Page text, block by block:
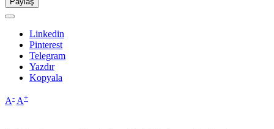
Linkedin
Pinterest
Telegram
Yazdır
Kopyala
A- A+